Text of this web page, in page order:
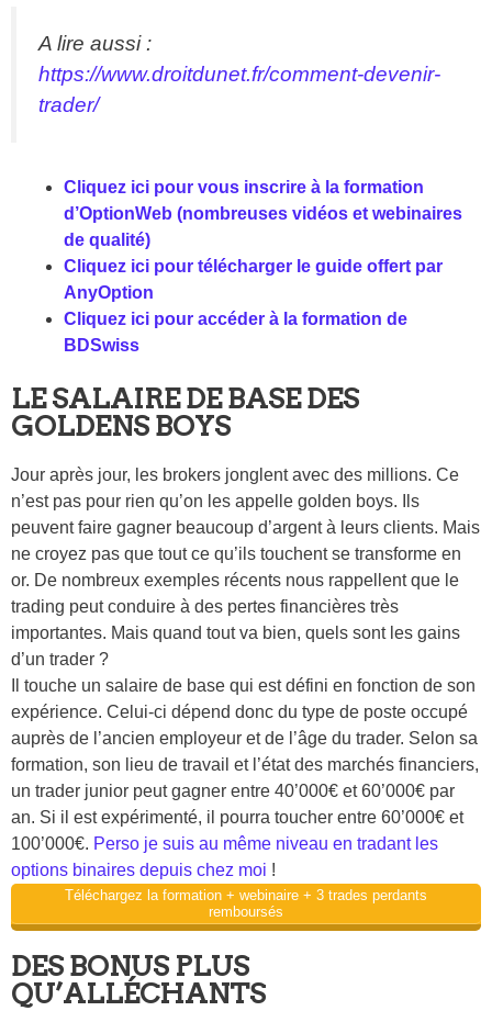
A lire aussi :
https://www.droitdunet.fr/comment-devenir-
trader/
Cliquez ici pour vous inscrire à la formation
d’OptionWeb (nombreuses vidéos et webinaires
de qualité)
Cliquez ici pour télécharger le guide offert par
AnyOption
Cliquez ici pour accéder à la formation de
BDSwiss
LE SALAIRE DE BASE DES
GOLDENS BOYS
Jour après jour, les brokers jonglent avec des millions. Ce
n’est pas pour rien qu’on les appelle golden boys. Ils
peuvent faire gagner beaucoup d’argent à leurs clients. Mais
ne croyez pas que tout ce qu’ils touchent se transforme en
or. De nombreux exemples récents nous rappellent que le
trading peut conduire à des pertes financières très
importantes. Mais quand tout va bien, quels sont les gains
d’un trader ?
Il touche un salaire de base qui est défini en fonction de son
expérience. Celui-ci dépend donc du type de poste occupé
auprès de l’ancien employeur et de l’âge du trader. Selon sa
formation, son lieu de travail et l’état des marchés financiers,
un trader junior peut gagner entre 40’000€ et 60’000€ par
an. Si il est expérimenté, il pourra toucher entre 60’000€ et
100’000€. Perso je suis au même niveau en tradant les
options binaires depuis chez moi !
Téléchargez la formation + webinaire + 3 trades perdants
remboursés
DES BONUS PLUS
QU’ALLÉCHANTS